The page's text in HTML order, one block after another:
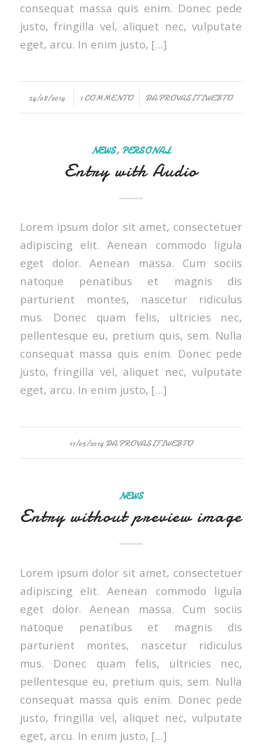
consequat massa quis enim. Donec pede
justo, fringilla vel, aliquet nec, vulputate
eget, arcu. In enim justo, […]
24/08/2014
/ 1 COMMENTO
/ DAPROVASITIWEBTO
NEWS, PERSONAL
Entry with Audio
Lorem ipsum dolor sit amet, consectetuer
adipiscing elit. Aenean commodo ligula
eget dolor. Aenean massa. Cum sociis
natoque penatibus et magnis dis
parturient montes, nascetur ridiculus
mus. Donec quam felis, ultricies nec,
pellentesque eu, pretium quis, sem. Nulla
consequat massa quis enim. Donec pede
justo, fringilla vel, aliquet nec, vulputate
eget, arcu. In enim justo, […]
11/05/2014 DAPROVASITIWEBTO
NEWS
Entry without preview image
Lorem ipsum dolor sit amet, consectetuer
adipiscing elit. Aenean commodo ligula
eget dolor. Aenean massa. Cum sociis
natoque penatibus et magnis dis
parturient montes, nascetur ridiculus
mus. Donec quam felis, ultricies nec,
pellentesque eu, pretium quis, sem. Nulla
consequat massa quis enim. Donec pede
justo, fringilla vel, aliquet nec, vulputate
eget, arcu. In enim justo, […]